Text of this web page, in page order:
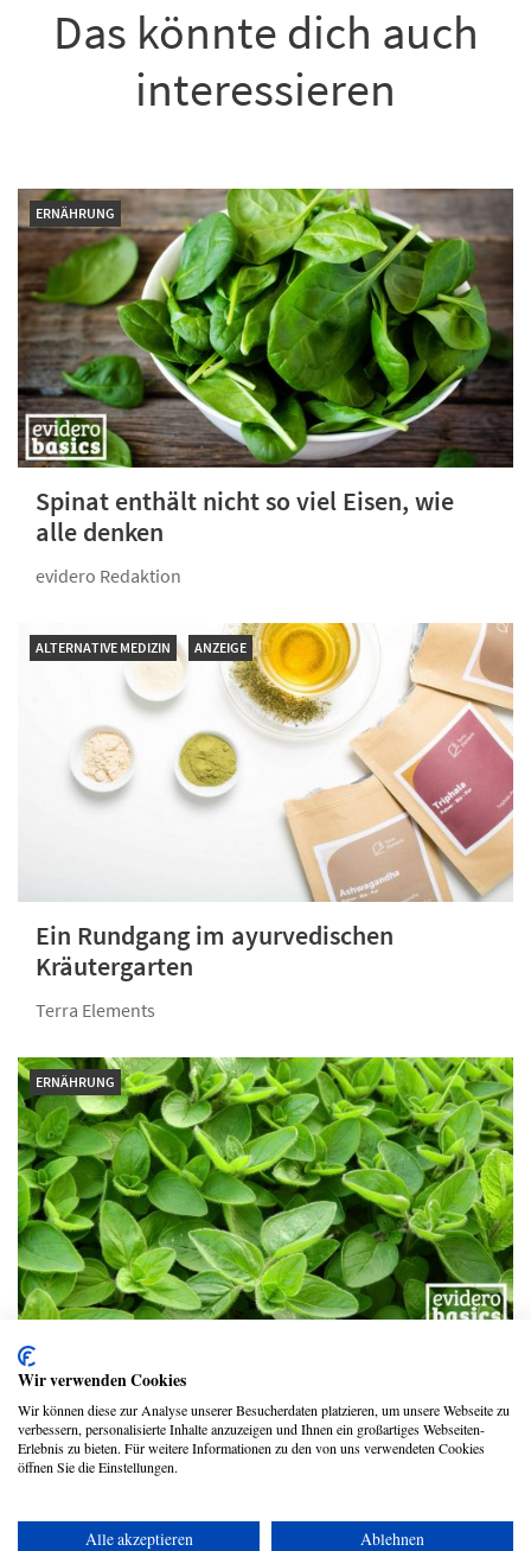
Das könnte dich auch
interessieren
ERNÄHRUNG
Spinat enthält nicht so viel Eisen, wie
alle denken
evidero Redaktion
ALTERNATIVE MEDIZIN ANZEIGE
Ein Rundgang im ayurvedischen
Kräutergarten
Terra Elements
ERNÄHRUNG
Majoran wird eine medizinische Wirkung
nachgesagt
evidero Redaktion
Wir verwenden Cookies
Wir können diese zur Analyse unserer Besucherdaten platzieren, um unsere Webseite zu
verbessern, personalisierte Inhalte anzuzeigen und Ihnen ein großartiges Webseiten-
Erlebnis zu bieten. Für weitere Informationen zu den von uns verwendeten Cookies
öffnen Sie die Einstellungen.
Alle akzeptieren Ablehnen